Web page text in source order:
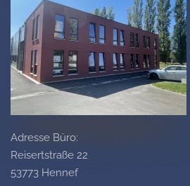
Adresse Büro:
Reisertstraße 22
53773 Hennef